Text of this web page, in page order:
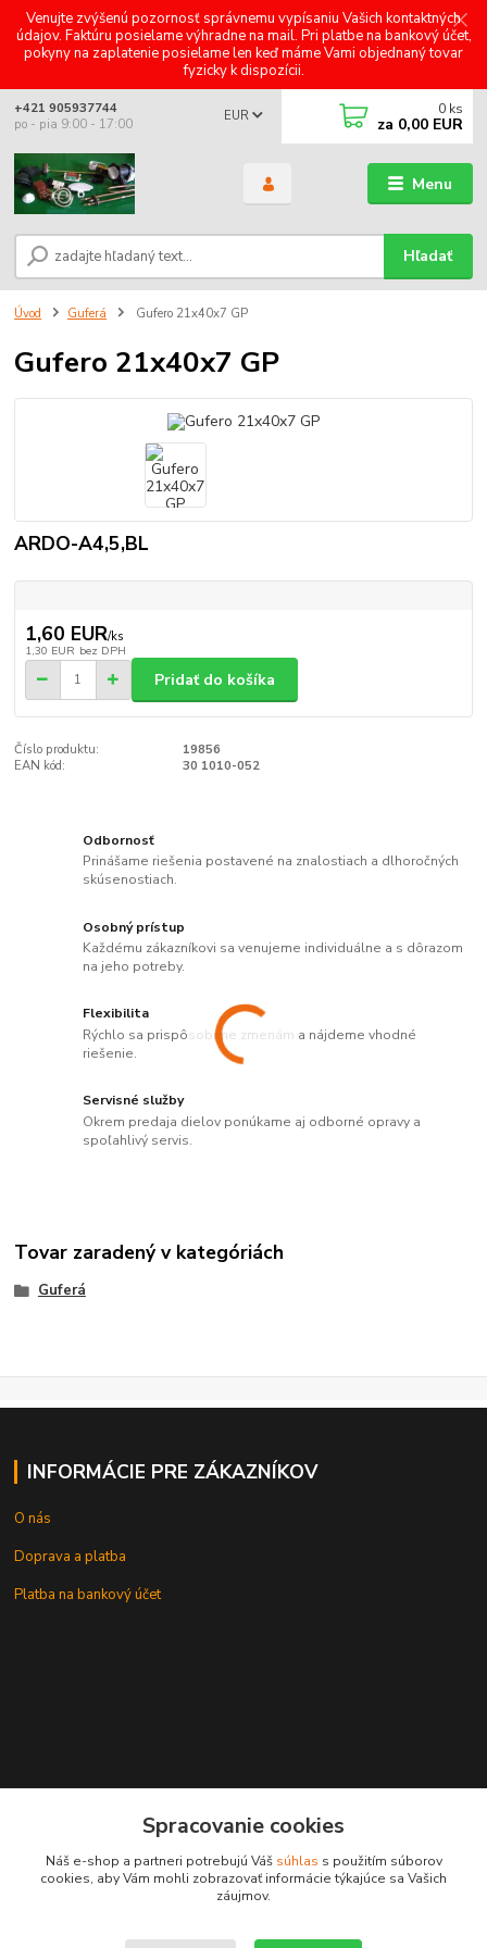
Venujte zvýšenú pozornosť správnemu vypísaniu Vašich kontaktných
údajov. Faktúru posielame výhradne na mail. Pri platbe na bankový účet,
pokyny na zaplatenie posielame len keď máme Vami objednaný tovar
fyzicky k dispozícii.
Menu
EUR
Hľadať
+421 905937744
po - pia 9:00 - 17:00
0 ks
za 0,00 EUR
Úvod Guferá Gufero 21x40x7 GP
Gufero 21x40x7 GP
ARDO-A4,5,BL
1,60 EUR/ks
1,30 EUR bez DPH
Pridať do košíka
Číslo produktu:
19856
EAN kód:
30 1010-052
Odbornosť
Prinášame riešenia postavené na znalostiach a dlhoročných
skúsenostiach.
Osobný prístup
Každému zákazníkovi sa venujeme individuálne a s dôrazom
na jeho potreby.
Flexibilita
Rýchlo sa prispôsobíme zmenám a nájdeme vhodné
riešenie.
Servisné služby
Okrem predaja dielov ponúkame aj odborné opravy a
spoľahlivý servis.
Tovar zaradený v kategóriách
Guferá
INFORMÁCIE PRE ZÁKAZNÍKOV
O nás
Doprava a platba
Platba na bankový účet
leksunsro@gmail.com
Spracovanie cookies
Náš e-shop a partneri potrebujú Váš súhlas s použitím súborov
cookies, aby Vám mohli zobrazovať informácie týkajúce sa Vašich
záujmov.